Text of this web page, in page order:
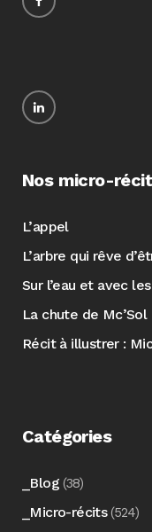
Nos micro-
L’appel
L’arbre qui rêve
Sur l’eau et avec
La chute de Mc’Sol
Récit à illustrer :
Catégories
_Blog (38)
_Micro-récits(524)